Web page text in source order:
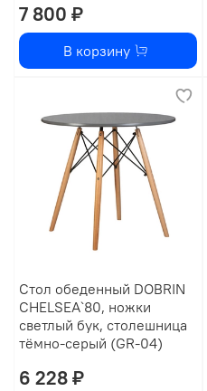
7 800 ₽
В корзину
Стол обеденный DOBRIN
CHELSEA`80, ножки
светлый бук, столешница
тёмно-серый (GR-04)
6 228 ₽